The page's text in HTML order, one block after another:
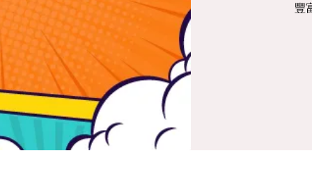
豐